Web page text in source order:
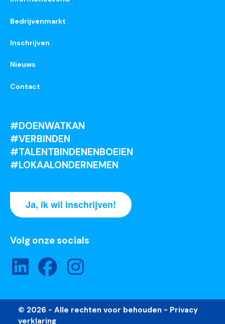
Bedrijvenmarkt
Inschrijven
Nieuws
Contact
#DOENWATKAN
#VERBINDEN
#TALENTBINDENENBOEIEN
#LOKAALONDERNEMEN
Ja, ik wil inschrijven!
Volg onze socials
© 2026 - Alle rechten voor behouden - Privacy
verklaring